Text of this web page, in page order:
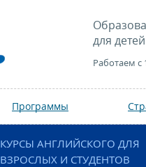
для
Работаем с
Программы
КУРСЫ АНГЛИЙСКОГО ДЛЯ
ВЗРОСЛЫХ И СТУДЕНТОВ